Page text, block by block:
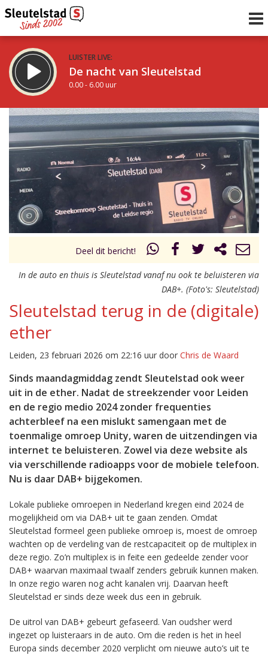
LUISTER LIVE:
De nacht van Sleutelstad
0.00 - 6.00 uur
STRAKS:
De ochtend van Sleutelstad
6.00 - 12.00 uur
Vorig uur
uur 1 van 0 Volgend uur
Deel dit bericht!
In de auto en thuis is Sleutelstad vanaf nu ook te beluisteren via
DAB+. (Foto's: Sleutelstad)
Sleutelstad terug in de (digitale)
ether
Leiden, 23 februari 2026 om 22:16 uur door Chris de Waard
Sinds maandagmiddag zendt Sleutelstad ook weer
uit in de ether. Nadat de streekzender voor Leiden
en de regio medio 2024 zonder frequenties
achterbleef na een mislukt samengaan met de
toenmalige omroep Unity, waren de uitzendingen via
internet te beluisteren. Zowel via deze website als
via verschillende radioapps voor de mobiele telefoon.
Nu is daar DAB+ bijgekomen.
Lokale publieke omroepen in Nederland kregen eind 2024 de
mogelijkheid om via DAB+ uit te gaan zenden. Omdat
Sleutelstad formeel geen publieke omroep is, moest de omroep
wachten op de verdeling van de restcapaciteit op de multiplex in
deze regio. Zo’n multiplex is in feite een gedeelde zender voor
DAB+ waarvan maximaal twaalf zenders gebruik kunnen maken.
In onze regio waren nog acht kanalen vrij. Daarvan heeft
Sleutelstad er sinds deze week dus een in gebruik.
De uitrol van DAB+ gebeurt gefaseerd. Van oudsher werd
ingezet op luisteraars in de auto. Om die reden is het in heel
Europa sinds december 2020 verplicht om nieuwe auto’s uit te